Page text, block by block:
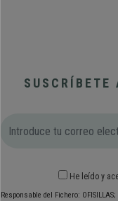
SUSCRÍBETE
He leído y
Responsable del Fichero: